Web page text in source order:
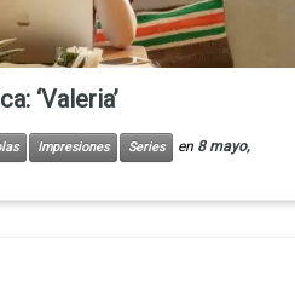
‘Valeria’
Impresiones Series en 8 mayo,